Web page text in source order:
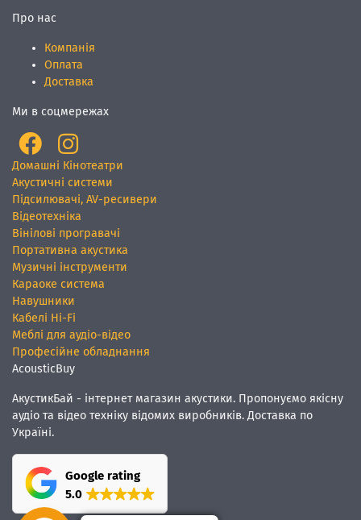
Про нас
Компанія
Оплата
Доставка
Ми в соцмережах
Домашні Кінотеатри
Акустичні системи
Підсилювачі, AV-ресивери
Відеотехніка
Вінілові програвачі
Портативна акустика
Музичні інструменти
Караоке система
Навушники
Кабелі Hi-Fi
Меблі для аудіо-відео
Професійне обладнання
AcousticBuy
АкустикБай - інтернет магазин акустики. Пропонуємо якісну
аудіо та відео техніку відомих виробників. Доставка по
Україні.
Google rating
5.0